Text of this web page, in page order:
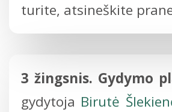
turite, atsineškite
3 žingsnis. Gydymo
gydytoja Birutė